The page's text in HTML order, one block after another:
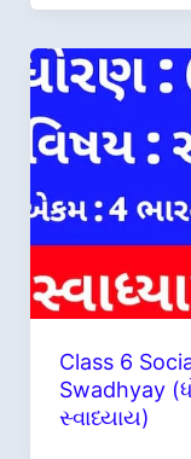
Class 6
Swadhyay
સ્વાધ્યાય)